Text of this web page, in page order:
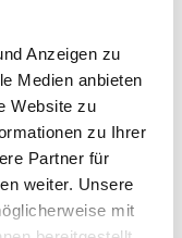
Anzeigen zu
Medien anbieten
Website zu
zu Ihrer
Partner für
weiter. Unsere
mit
der Lösung und
beheben.
Online-Shop
SHOP